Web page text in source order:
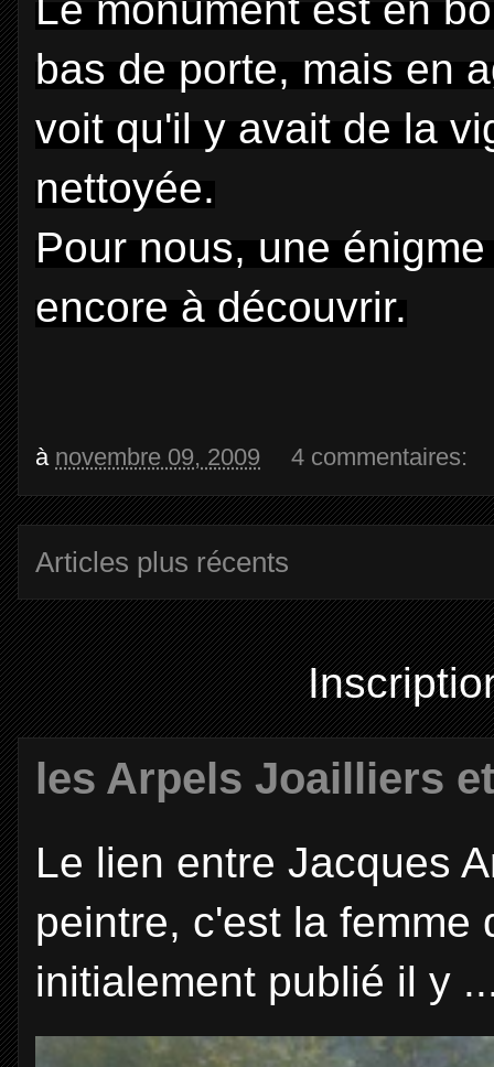
bas de porte, mais en
voit qu'il y avait de la
nettoyée.
Pour nous, une
encore à découvrir.
à novembre 09, 2009 4 commentaires:
Articles plus récents
les Arpels Joailliers
Le lien entre Jacques
peintre, c'est la femme
initialement publié il y